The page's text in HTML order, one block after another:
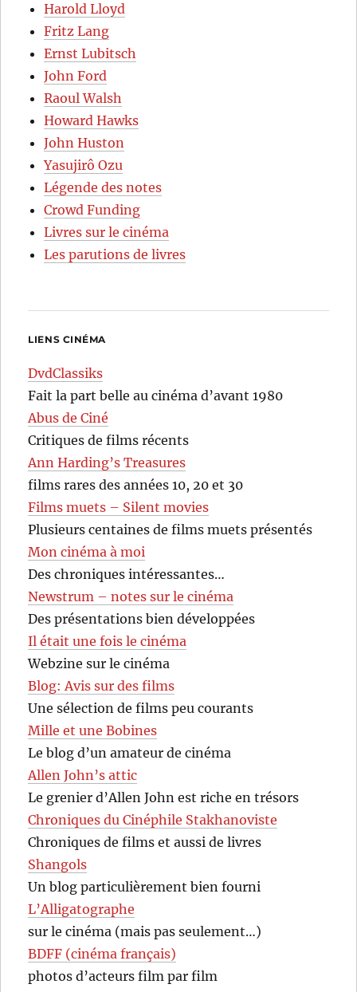
Harold Lloyd
Fritz Lang
Ernst Lubitsch
John Ford
Raoul Walsh
Howard Hawks
John Huston
Yasujirô Ozu
Légende des notes
Crowd Funding
Livres sur le cinéma
Les parutions de livres
LIENS CINÉMA
DvdClassiks
Fait la part belle au cinéma d’avant 1980
Abus de Ciné
Critiques de films récents
Ann Harding’s Treasures
films rares des années 10, 20 et 30
Films muets – Silent movies
Plusieurs centaines de films muets présentés
Mon cinéma à moi
Des chroniques intéressantes…
Newstrum – notes sur le cinéma
Des présentations bien développées
Il était une fois le cinéma
Webzine sur le cinéma
Blog: Avis sur des films
Une sélection de films peu courants
Mille et une Bobines
Le blog d’un amateur de cinéma
Allen John’s attic
Le grenier d’Allen John est riche en trésors
Chroniques du Cinéphile Stakhanoviste
Chroniques de films et aussi de livres
Shangols
Un blog particulièrement bien fourni
L’Alligatographe
sur le cinéma (mais pas seulement…)
BDFF (cinéma français)
photos d’acteurs film par film